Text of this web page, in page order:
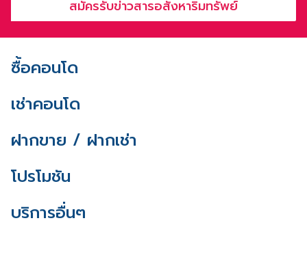
สมัครรับข่าวสารอสังหาริมทรัพย์
ซื้อคอนโด
เช่าคอนโด
ฝากขาย / ฝากเช่า
โปรโมชัน
บริการอื่นๆ